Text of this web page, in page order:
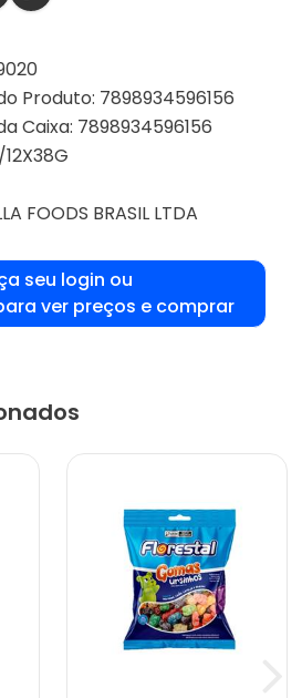
Produto: 7898934596156
Caixa: 7898934596156
FOODS BRASIL LTDA
seu login ou
ver preços e comprar